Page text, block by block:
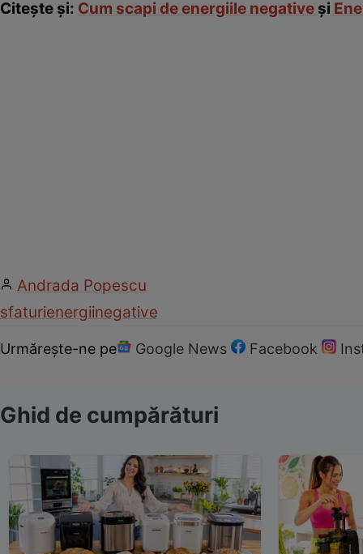
Citeşte şi: Cum scapi de energiile negative şi
Andrada Popescu
sfaturienergiinegative
Urmărește-ne pe Google News Facebook
Ghid de cumpărături